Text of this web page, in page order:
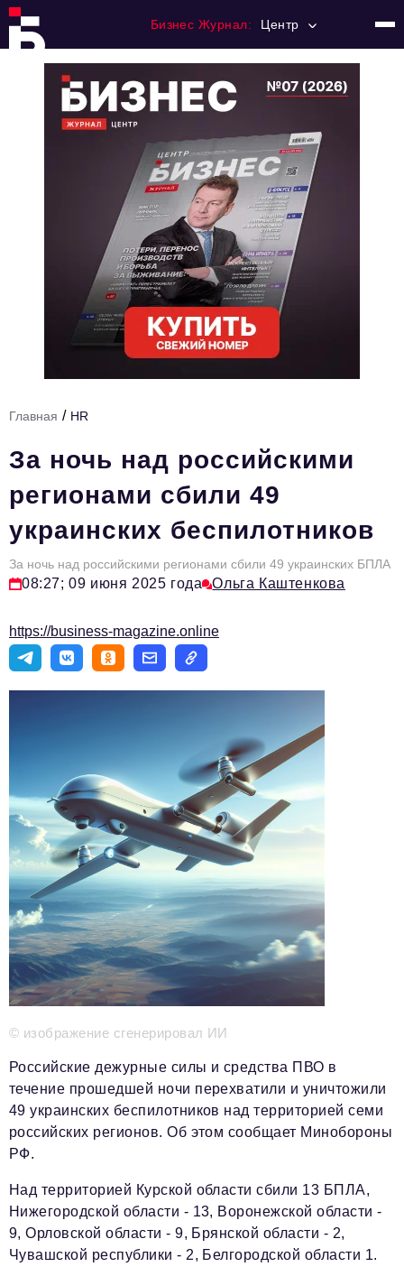
Бизнес Журнал: Центр
Регулирование
Премия "Тульский Бизнес"
История тульского предпринимательства
Тема номера
HR
Персона номера
Инфраструктура развития
Туризм
Импортозамещение
Телефон редакции:+7 495 727-01-67
Электронные почты редакции:
Информационный отдел
info@business-magazine.online
Отдел рекламы
reklama@business-magazine.online
Отдел распространения/редакционная подписка
podpiska@business-magazine.online
Отдел по работе с партнерами
partner@business-magazine.online
Главная / HR
За ночь над российскими
регионами сбили 49
украинских беспилотников
За ночь над российскими регионами сбили 49 украинских БПЛА
08:27; 09 июня 2025 года Ольга Каштенкова
https://business-magazine.online
© изображение сгенерировал ИИ
Российские дежурные силы и средства ПВО в
течение прошедшей ночи перехватили и уничтожили
49 украинских беспилотников над территорией семи
российских регионов. Об этом сообщает Минобороны
РФ.
Над территорией Курской области сбили 13 БПЛА,
Нижегородской области - 13, Воронежской области -
9, Орловской области - 9, Брянской области - 2,
Чувашской республики - 2, Белгородской области 1.